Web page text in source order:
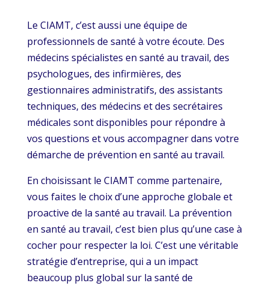
Le CIAMT, c’est aussi une équipe de
professionnels de santé à votre écoute. Des
médecins spécialistes en santé au travail, des
psychologues, des infirmières, des
gestionnaires administratifs, des assistants
techniques, des médecins et des secrétaires
médicales sont disponibles pour répondre à
vos questions et vous accompagner dans votre
démarche de prévention en santé au travail.
En choisissant le CIAMT comme partenaire,
vous faites le choix d’une approche globale et
proactive de la santé au travail. La prévention
en santé au travail, c’est bien plus qu’une case à
cocher pour respecter la loi. C’est une véritable
stratégie d’entreprise, qui a un impact
beaucoup plus global sur la santé de